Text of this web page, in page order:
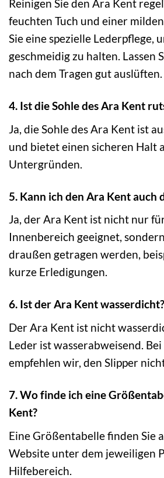
Reinigen Sie den Ara Kent
feuchten Tuch und einer
Sie eine spezielle Lederpflege,
geschmeidig zu halten. Lassen
nach dem Tragen gut auslüften.
4. Ist die Sohle des Ara Kent
Ja, die Sohle des Ara Kent ist
und bietet einen sicheren Halt
Untergründen.
5. Kann ich den Ara Kent auch
Ja, der Ara Kent ist nicht nur
Innenbereich geeignet,
draußen getragen werden,
kurze Erledigungen.
6. Ist der Ara Kent wasserdicht?
Der Ara Kent ist nicht
Leder ist wasserabweisend.
empfehlen wir, den Slipper
7. Wo finde ich eine
Kent?
Eine Größentabelle finden Sie
Website unter dem jeweiligen
Hilfebereich.